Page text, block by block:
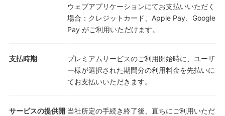
ウェブアプリケーションにてお支払いいただく
場合：クレジットカード、Apple Pay、Google
Pay がご利用いただけます。
支払時期
プレミアムサービスのご利用開始時に、ユーザ
ー様が選択された期間分の利用料金を先払いに
てお支払いいただきます。
サービスの提供開 当社所定の手続き終了後、直ちにご利用いただ